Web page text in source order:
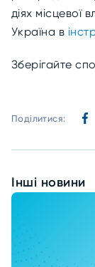
діях місцевої
Україна в
Зберігайте
Поділитися:
Інші новини